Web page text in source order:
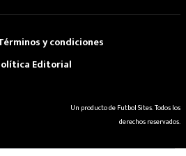
y condiciones
Editorial
Un producto de Futbol Sites. Todos los
derechos reservados.